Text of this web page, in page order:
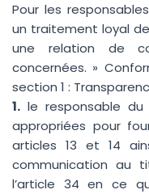
Pour les
un traitement loyal
une relation de
concernées. »
section 1 :
1. le responsable
appropriées pour
articles 13 et 14
communication au
l’article 34 en ce